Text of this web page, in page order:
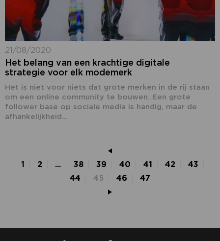
21/08/2020
Het belang van een krachtige digitale
strategie voor elk modemerk
Het is niet voor niets dat grote merken in de rij staan
om een online community te bouwen. Een grote
follower base op sociale media is handig, maar de
afhankelijkheid...
1 2 ... 38 39 40 41 42
43
44
45 46 47